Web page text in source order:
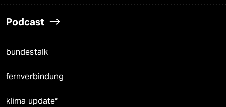
Podcast
bundestalk
fernverbindung
klima update°